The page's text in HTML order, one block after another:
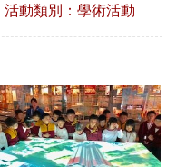
活動類別：學術活動